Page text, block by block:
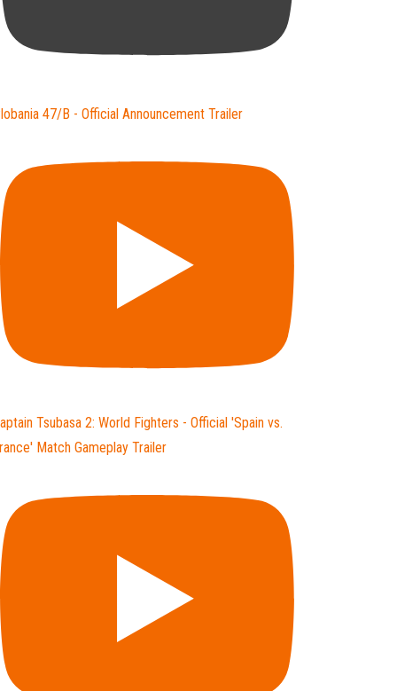
47/B - Official Announcement Trailer
Tsubasa 2: World Fighters - Official 'Spain vs.
Match Gameplay Trailer